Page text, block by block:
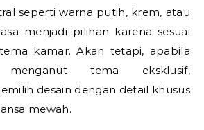
seperti warna putih, krem, atau
menjadi pilihan karena sesuai
kamar. Akan tetapi, apabila
tema eksklusif,
desain dengan detail khusus
mewah.